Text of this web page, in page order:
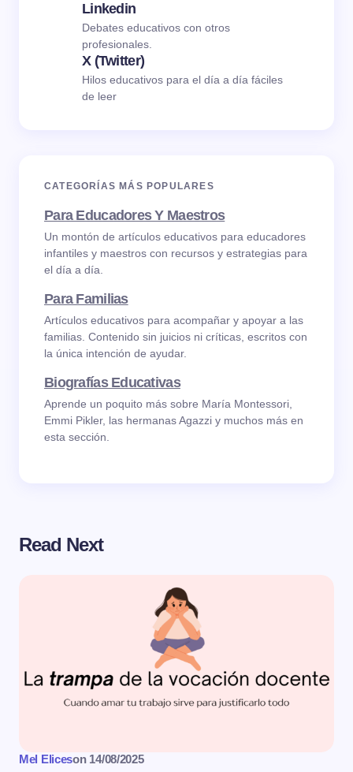
Linkedin
Debates educativos con otros
profesionales.
X (Twitter)
Hilos educativos para el día a día fáciles
de leer
CATEGORÍAS MÁS POPULARES
Para Educadores Y Maestros
Un montón de artículos educativos para educadores
infantiles y maestros con recursos y estrategias para
el día a día.
Para Familias
Artículos educativos para acompañar y apoyar a las
familias. Contenido sin juicios ni críticas, escritos con
la única intención de ayudar.
Biografías Educativas
Aprende un poquito más sobre María Montessori,
Emmi Pikler, las hermanas Agazzi y muchos más en
esta sección.
Read Next
Mel Eliceson 14/08/2025